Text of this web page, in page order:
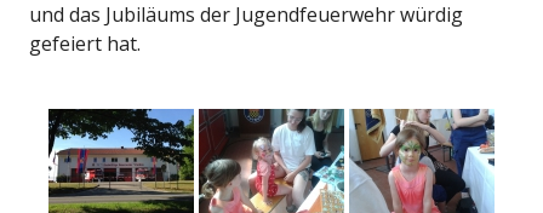
und das Jubiläums der Jugendfeuerwehr würdig
gefeiert hat.